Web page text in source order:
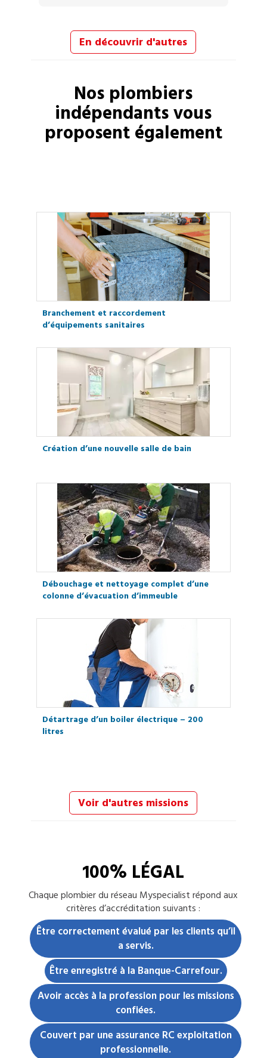
En découvrir d'autres
Nos plombiers
indépendants vous
proposent également
Branchement et raccordement
d’équipements sanitaires
Création d’une nouvelle salle de bain
Débouchage et nettoyage complet d’une
colonne d’évacuation d’immeuble
Détartrage d’un boiler électrique – 200
litres
Voir d'autres missions
100% LÉGAL
Chaqueplombierdu réseau Myspecialist répond aux
critères d’accréditation suivants :
Être correctement évalué par les clients qu’il
a servis.
Être enregistré à la Banque-Carrefour.
Avoir accès à la profession pour les missions
confiées.
Couvert par une assurance RC exploitation
professionnelle.